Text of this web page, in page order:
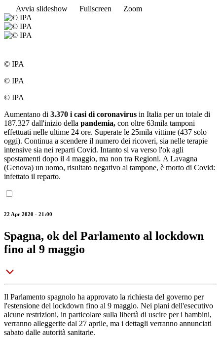
Avvia slideshow
Fullscreen Zoom
© IPA
© IPA
© IPA
Aumentano di 3.370 i casi di coronavirus in Italia per un totale di
187.327 dall'inizio della pandemia, con oltre 63mila tamponi
effettuati nelle ultime 24 ore. Superate le 25mila vittime (437 solo
oggi). Continua a scendere il numero dei ricoveri, sia nelle terapie
intensive sia nei reparti Covid. Intanto si va verso l'ok agli
spostamenti dopo il 4 maggio, ma non tra Regioni. A Lavagna
(Genova) un uomo, risultato negativo al tampone, è morto di Covid:
infettato il reparto.
22 Apr 2020 - 21:00
Spagna, ok del Parlamento al lockdown
fino al 9 maggio
Il Parlamento spagnolo ha approvato la richiesta del governo per
l'estensione del lockdown fino al 9 maggio. Nei piani dell'esecutivo
alcune restrizioni, in particolare sulla libertà di uscire per i bambini,
verranno alleggerite dal 27 aprile, ma i dettagli verranno annunciati
sabato dalle autorità sanitarie.